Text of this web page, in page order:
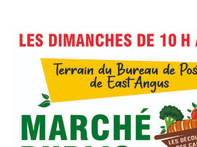
Agrandir
l&apos;image